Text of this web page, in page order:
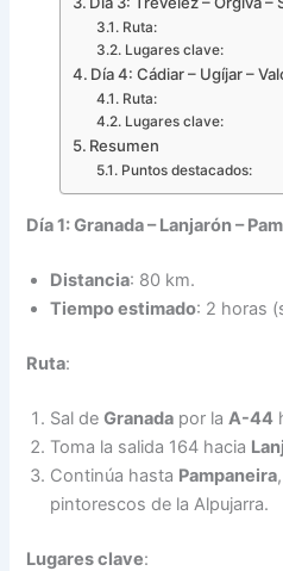
Ruta:
Lugares clave:
Día 4: Cádiar – Ugíjar –
Ruta:
Lugares clave:
Resumen
Puntos destacados:
Día 1: Granada – Lanjarón –
Distancia: 80 km.
Tiempo estimado: 2 horas
Ruta:
Sal deGranada por laA-44
Toma la salida 164 hacia
Continúa hasta Pampaneira
pintorescos de la Alpujarra.
Lugares clave: